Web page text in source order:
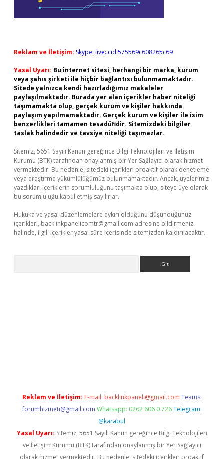
Reklam ve İletişim: Skype: live:.cid.575569c608265c69
Yasal Uyarı: Bu internet sitesi, herhangi bir marka, kurum
veya şahıs şirketi ile hiçbir bağlantısı bulunmamaktadır.
Sitede yalnızca kendi hazırladığımız makaleler
paylaşılmaktadır. Burada yer alan içerikler haber niteliği
taşımamakta olup, gerçek kurum ve kişiler hakkında
paylaşım yapılmamaktadır. Gerçek kurum ve kişiler ile isim
benzerlikleri tamamen tesadüfidir. Sitemizdeki bilgiler
taslak halindedir ve tavsiye niteliği taşımazlar.
Sitemiz, 5651 Sayılı Kanun gereğince Bilgi Teknolojileri ve İletişim
Kurumu (BTK) tarafından onaylanmış bir Yer Sağlayıcı olarak hizmet
vermektedir. Bu nedenle, sitedeki içerikleri proaktif olarak denetleme
veya araştırma yükümlülüğümüz bulunmamaktadır. Ancak, üyelerimiz
yazdıkları içeriklerin sorumluluğunu taşımakta olup, siteye üye olarak
bu sorumluluğu kabul etmiş sayılırlar.
Hukuka ve yasal düzenlemelere aykırı olduğunu düşündüğünüz
içerikleri, backlinkpanelicomtr@gmail.com adresine bildirmeniz
halinde, ilgili içerikler yasal süre içerisinde sitemizden kaldırılacaktır.
Reklam ve İletişim: E-mail: backlinkpaneli@gmail.com Teams:
forumhizmeti@gmail.com Whatsapp: 0262 606 0 726 Telegram:
@karabul
Yasal Uyarı: Sitemiz, 5651 Sayılı Kanun gereğince Bilgi Teknolojileri
ve İletişim Kurumu (BTK) tarafından onaylanmış bir Yer Sağlayıcı
olarak hizmet vermektedir. Bu nedenle, sitedeki içerikleri proaktif